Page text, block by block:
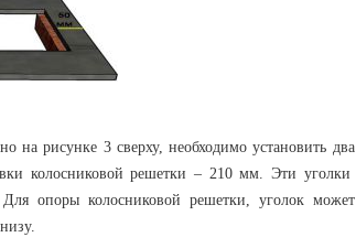
на рисунке 3 сверху, необходимо установить два
колосниковой решетки – 210 мм. Эти уголки
опоры колосниковой решетки, уголок может